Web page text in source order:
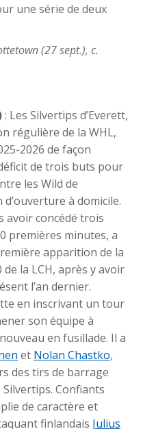
une série de deux
(27 sept.), c.
: Les Silvertips d’Everett,
régulière de la WHL,
2026 de façon
de trois buts pour
les Wild de
à domicile.
avoir concédé trois
premières minutes, a
apparition de la
la LCH, après y avoir
l’an dernier.
en inscrivant un tour
son équipe à
en fusillade. Il a
et Nolan Chastko,
des tirs de barrage
Confiants
de caractère et
finlandais Julius